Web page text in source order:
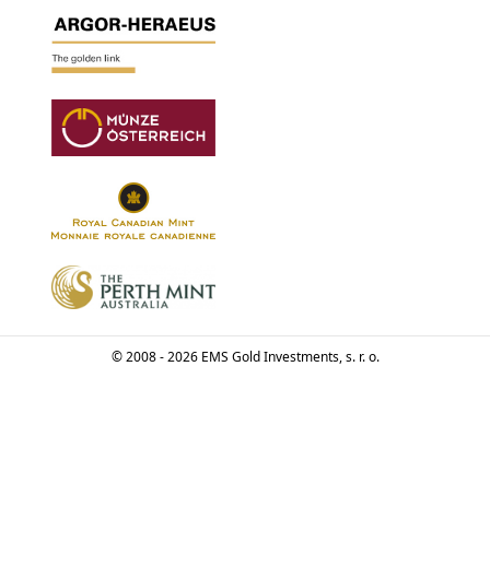
© 2008 - 2026 EMS Gold Investments, s. r. o.